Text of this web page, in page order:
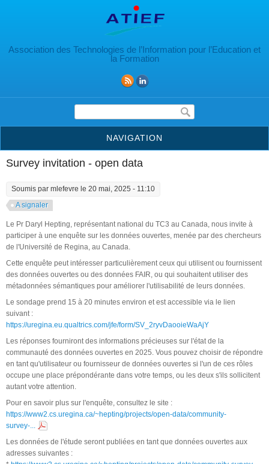
Association des Technologies de l’Information pour l’Education et
la Formation
Formulaire de recherche
NAVIGATION
Survey invitation - open data
Soumis par mlefevre le 20 mai, 2025 - 11:10
A signaler
Le Pr Daryl Hepting, représentant national du TC3 au Canada, nous invite à
participer à une enquête sur les données ouvertes, menée par des chercheurs
de l'Université de Regina, au Canada.
Cette enquête peut intéresser particulièrement ceux qui utilisent ou fournissent
des données ouvertes ou des données FAIR, ou qui souhaitent utiliser des
métadonnées sémantiques pour améliorer l'utilisabilité de leurs données.
Le sondage prend 15 à 20 minutes environ et est accessible via le lien
suivant :
https://uregina.eu.qualtrics.com/jfe/form/SV_2ryvDaooieWaAjY
Les réponses fourniront des informations précieuses sur l'état de la
communauté des données ouvertes en 2025. Vous pouvez choisir de répondre
en tant qu'utilisateur ou fournisseur de données ouvertes si l'un de ces rôles
occupe une place prépondérante dans votre temps, ou les deux s'ils sollicitent
autant votre attention.
Pour en savoir plus sur l'enquête, consultez le site :
https://www2.cs.uregina.ca/~hepting/projects/open-data/community-
survey-...
Les données de l'étude seront publiées en tant que données ouvertes aux
adresses suivantes :